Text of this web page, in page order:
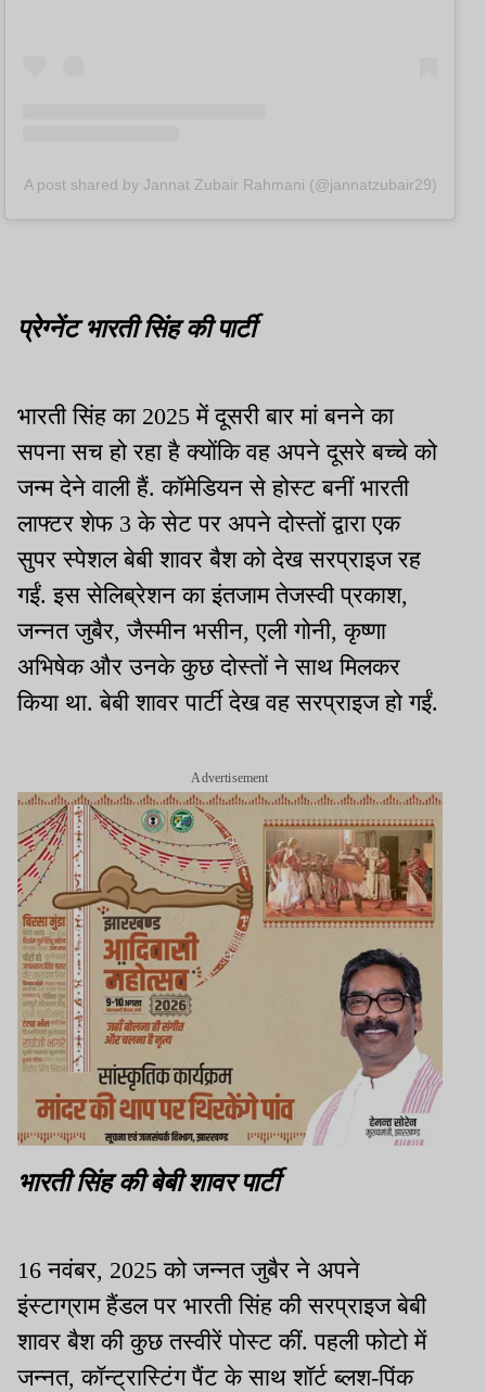
A post shared by Jannat Zubair Rahmani (@jannatzubair29)
प्रेग्नेंट भारती सिंह की पार्टी
भारती सिंह का 2025 में दूसरी बार मां बनने का
सपना सच हो रहा है क्योंकि वह अपने दूसरे बच्चे को
जन्म देने वाली हैं. कॉमेडियन से होस्ट बनीं भारती
लाफ्टर शेफ 3 के सेट पर अपने दोस्तों द्वारा एक
सुपर स्पेशल बेबी शावर बैश को देख सरप्राइज रह
गईं. इस सेलिब्रेशन का इंतजाम तेजस्वी प्रकाश,
जन्नत जुबैर, जैस्मीन भसीन, एली गोनी, कृष्णा
अभिषेक और उनके कुछ दोस्तों ने साथ मिलकर
किया था. बेबी शावर पार्टी देख वह सरप्राइज हो गईं.
Advertisement
भारती सिंह की बेबी शावर पार्टी
16 नवंबर, 2025 को जन्नत जुबैर ने अपने
इंस्टाग्राम हैंडल पर भारती सिंह की सरप्राइज बेबी
शावर बैश की कुछ तस्वीरें पोस्ट कीं. पहली फोटो में
जन्नत, कॉन्ट्रास्टिंग पैंट के साथ शॉर्ट ब्लश-पिंक